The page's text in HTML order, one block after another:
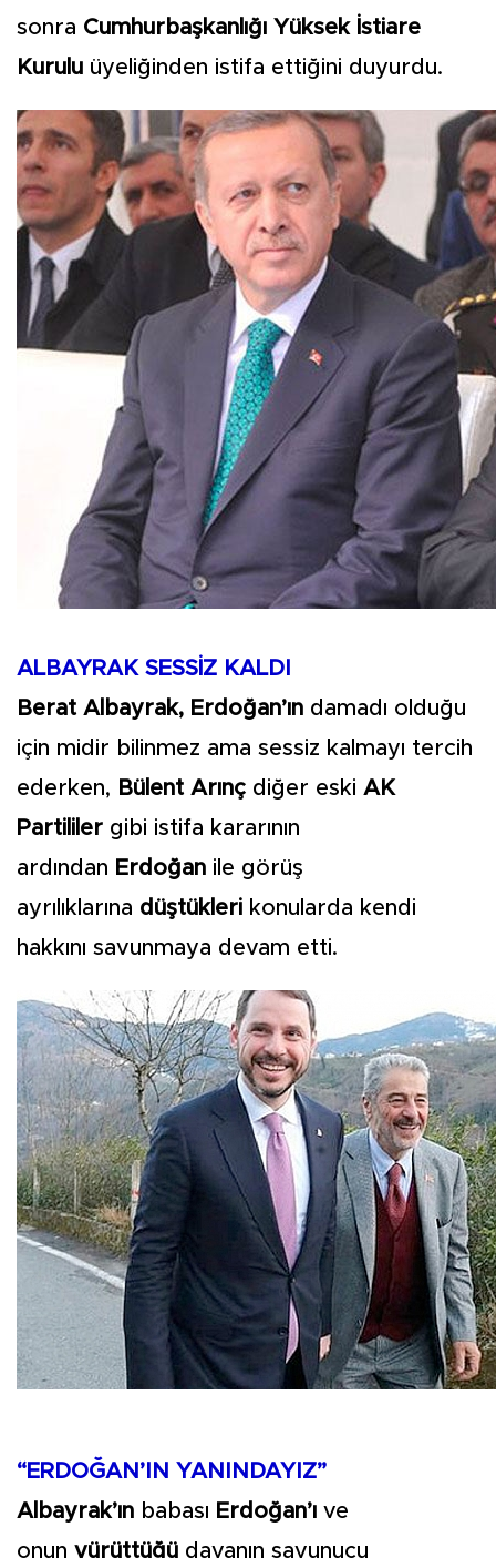
sonra Cumhurbaşkanlığı Yüksek İstiare
Kurulu üyeliğinden istifa ettiğini duyurdu.
ALBAYRAK SESSİZ KALDI
Berat Albayrak, Erdoğan’ın damadı olduğu
için midir bilinmez ama sessiz kalmayı tercih
ederken, Bülent Arınç diğer eski AK
Partililer gibi istifa kararının
ardından Erdoğan ile görüş
ayrılıklarına düştükleri konularda kendi
hakkını savunmaya devam etti.
“ERDOĞAN’IN YANINDAYIZ”
Albayrak’ın babası Erdoğan’ı ve
onun yürüttüğü davanın savunucu